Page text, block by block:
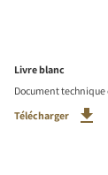
Livre blanc
Document
Télécharger